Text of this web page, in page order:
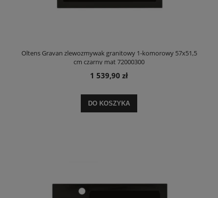
Oltens Gravan zlewozmywak granitowy 1-komorowy 57x51,5
cm czarny mat 72000300
1 539,90 zł
DO KOSZYKA